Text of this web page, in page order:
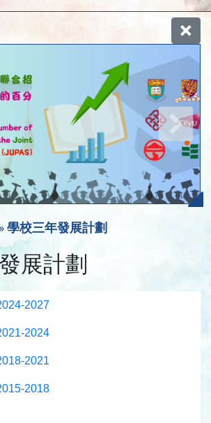
»學校三年發展計劃
展計劃
2027
2024
2021
2018